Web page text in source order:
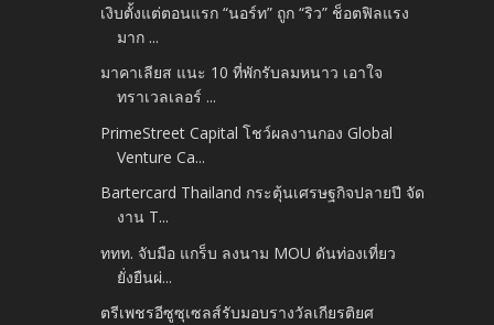
เงิบตั้งแต่ตอนแรก “นอร์ท” ถูก “ริว” ช็อตฟิลแรง
มาก ...
มาคาเลียส แนะ 10 ที่พักรับลมหนาว เอาใจ
ทราเวลเลอร์ ...
PrimeStreet Capital โชว์ผลงานกอง Global
Venture Ca...
Bartercard Thailand กระตุ้นเศรษฐกิจปลายปี จัด
งาน T...
ททท. จับมือ แกร็บ ลงนาม MOU ดันท่องเที่ยว
ยั่งยืนผ่...
ตรีเพชรอีซูซุเซลส์รับมอบรางวัลเกียรติยศ